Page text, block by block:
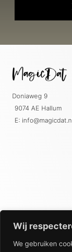
Wij
We gebruiken
Doniaweg 9
9074 AE Hallum
E:
CATALOGI
Workwear &